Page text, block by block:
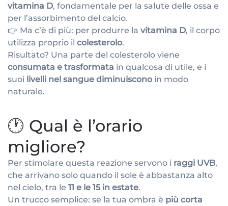
vitamina D, fondamentale per la salute delle ossa e
per l’assorbimento del calcio.
👉 Ma c’è di più: per produrre la vitamina D, il corpo
utilizza proprio il colesterolo.
Risultato? Una parte del colesterolo viene
consumata e trasformata in qualcosa di utile, e i
suoi livelli nel sangue diminuiscono in modo
naturale.
🕐 Qual è l’orario
migliore?
Per stimolare questa reazione servono i raggi UVB,
che arrivano solo quando il sole è abbastanza alto
nel cielo, tra le 11 e le 15 in estate.
Un trucco semplice: se la tua ombra è più corta